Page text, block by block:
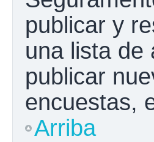
publicar y
una lista de
publicar
encuestas,
Arriba